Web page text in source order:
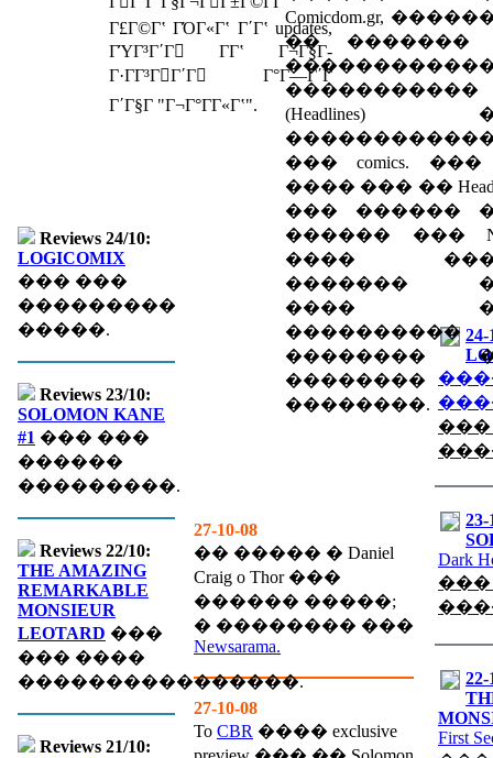
Γ£Γ©Γʽ ΓΌΓ«Γʽ Γ΄Γʽ updates,
ΓΎΓ³Γ΄Γ Γ­Γʽ Γ¬Γ§Γ­
Γ·ΓΓ³ΓΓ΄Γ Γ°Γ―Γ΄Γ
Γ΄Γ§Γ­ "Γ¬Γ°ΓΓ«Γʽ".
Reviews 24/10:
LOGICOMIX
��� ���
���������
�����.
Reviews 23/10:
SOLOMON KANE
#1 ��� ���
������
���������.
Reviews 22/10:
THE AMAZING
REMARKABLE
MONSIEUR
LEOTARD ���
��� ����
����������������.
Reviews 21/10:
Comicdom.gr,
�� �������
�����������
(Headlines)
��� comics. ���
���� ��� ��
��� ������
������ ���
����
�������
����
����������
��������
��������
��������.
27-10-08
�� ����� � Daniel
Craig o Thor ���
������ �����;
� �������� ���
Newsarama.
27-10-08
To CBR ���� exclusive
24-
23-
Dark
22-
First